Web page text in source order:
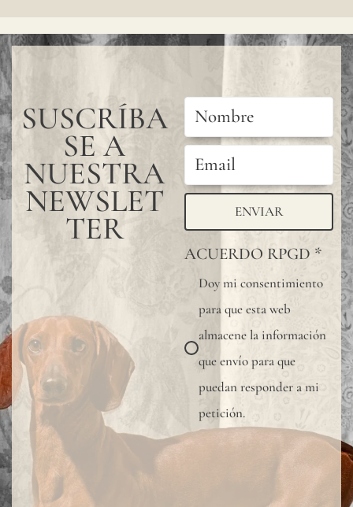
SUSCRÍBA
SE A
NUESTRA
NEWSLET
TER ENVIAR
ACUERDO RPGD *
Doy mi consentimiento
para que esta web
almacene la información
que envío para que
puedan responder a mi
petición.